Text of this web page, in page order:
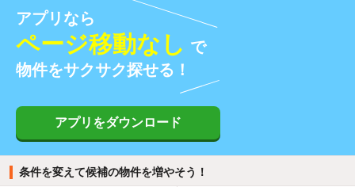
アプリなら
ページ移動なし で
物件をサクサク探せる！
アプリをダウンロード
条件を変えて候補の物件を増やそう！